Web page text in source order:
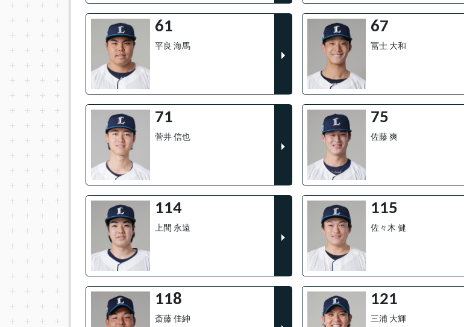
61
平良 海馬
67
冨士 大和
71
菅井 信也
75
佐藤 爽
114
上間 永遠
115
佐々木 健
118
斎藤 佳紳
121
三浦 大輝